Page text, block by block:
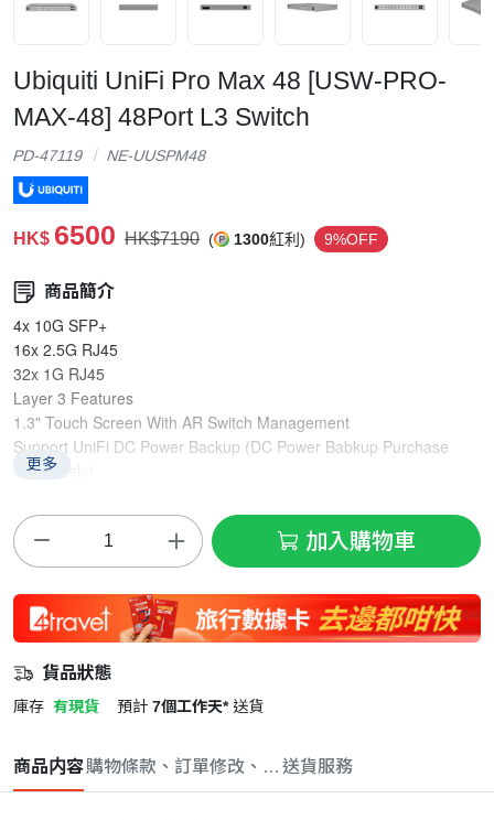
Ubiquiti UniFi Pro Max 48 [USW-PRO-
MAX-48] 48Port L3 Switch
PD-47119 NE-UUSPM48
HK$ 6500 HK$7190 ( 1300紅利) 9%OFF
商品簡介
4x 10G SFP+
16x 2.5G RJ45
32x 1G RJ45
Layer 3 Features
1.3" Touch Screen With AR Switch Management
Support UniFi DC Power Backup (DC Power Babkup Purchase
Separately)
更多
加入購物車
貨品狀態
庫存 有現貨 預計 7個工作天* 送貨
商品内容購物條款、訂單修改、取消與退款政策
送貨服務